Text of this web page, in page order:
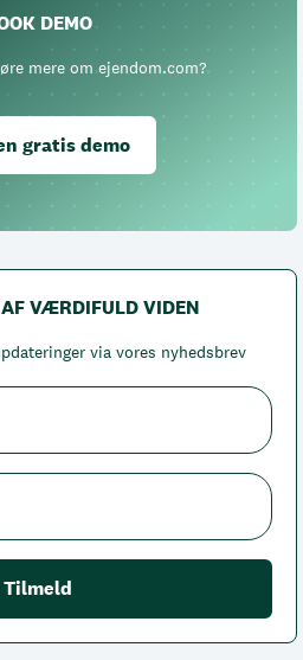
DEMO
mere om ejendom.com?
gratis demo
VÆRDIFULD VIDEN
via vores nyhedsbrev